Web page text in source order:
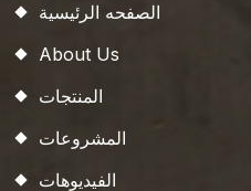
الصفحه الرئيسية
About Us
المنتجات
المشروعات
الفيديوهات